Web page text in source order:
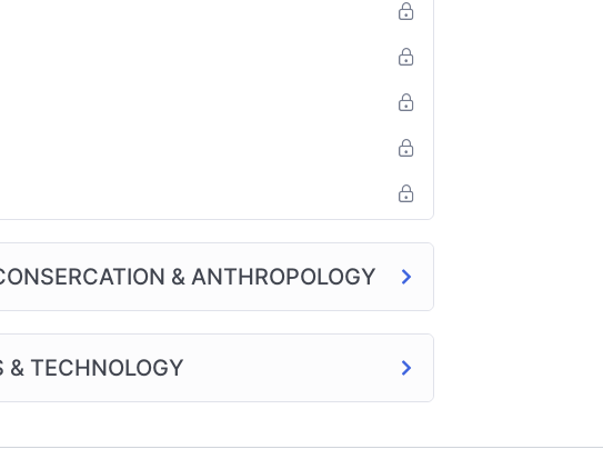
& ANTHROPOLOGY
& TECHNOLOGY